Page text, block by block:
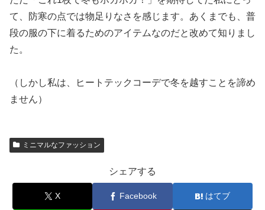
て、防寒の点では物足りなさを感じます。あくまでも、普
段の服の下に着るためのアイテムなのだと改めて知りまし
た。
（しかし私は、ヒートテックコーデで冬を越すことを諦め
ません）
ミニマルなファッション
シェアする
X Facebook はてブ